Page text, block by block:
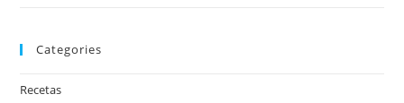
Categories
Recetas